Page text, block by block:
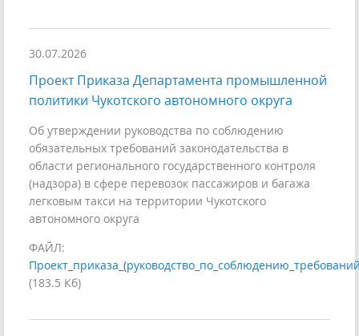
30.07.2026
Проект Приказа Департамента промышленной
политики Чукотского автономного округа
Об утверждении руководства по соблюдению
обязательных требований законодательства в
области регионального государственного контроля
(надзора) в сфере перевозок пассажиров и багажа
легковым такси на территории Чукотского
автономного округа
ФАЙЛ:
(183.5 Кб)